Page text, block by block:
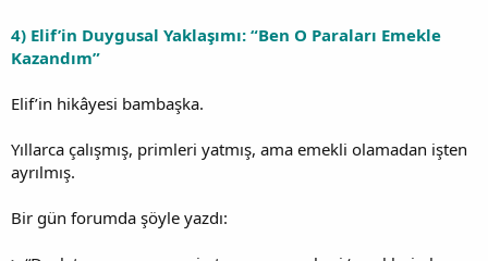
4) Elif’in Duygusal Yaklaşımı: “Ben O Paraları Emekle
Kazandım”
Elif’in hikâyesi bambaşka.
Yıllarca çalışmış, primleri yatmış, ama emekli olamadan işten
ayrılmış.
Bir gün forumda şöyle yazdı: